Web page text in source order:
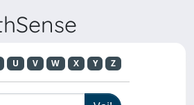
U V W X Y Z